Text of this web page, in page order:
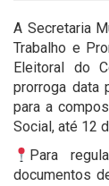
A Secretaria
Trabalho e
Eleitoral do
prorroga data
para a
Social, até 12
Para
documentos